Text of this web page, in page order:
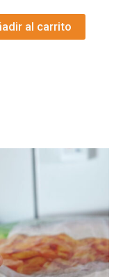
al carrito